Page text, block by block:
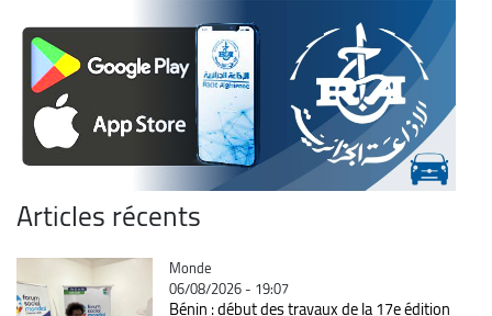
Articles récents
Catégorie
Monde
06/08/2026 - 19:07
Bénin : début des travaux de la 17e édition